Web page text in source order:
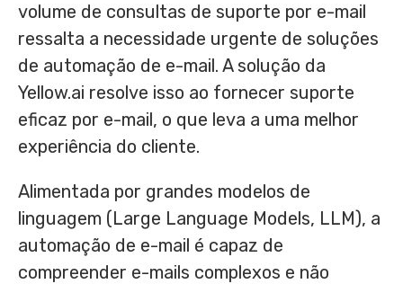
volume de consultas de suporte por e-mail
ressalta a necessidade urgente de soluções
de automação de e-mail. A solução da
Yellow.ai resolve isso ao fornecer suporte
eficaz por e-mail, o que leva a uma melhor
experiência do cliente.
Alimentada por grandes modelos de
linguagem (Large Language Models, LLM), a
automação de e-mail é capaz de
compreender e-mails complexos e não